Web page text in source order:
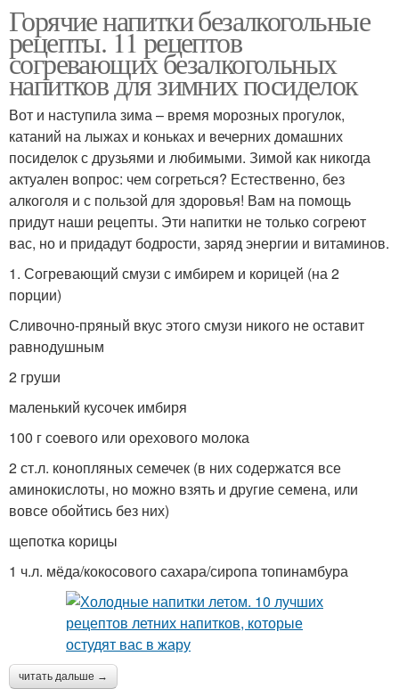
Горячие напитки безалкогольные
рецепты. 11 рецептов
согревающих безалкогольных
напитков для зимних посиделок
Вот и наступила зима – время морозных прогулок,
катаний на лыжах и коньках и вечерних домашних
посиделок с друзьями и любимыми. Зимой как никогда
актуален вопрос: чем согреться? Естественно, без
алкоголя и с пользой для здоровья! Вам на помощь
придут наши рецепты. Эти напитки не только согреют
вас, но и придадут бодрости, заряд энергии и витаминов.
1. Согревающий смузи с имбирем и корицей (на 2
порции)
Сливочно-пряный вкус этого смузи никого не оставит
равнодушным
2 груши
маленький кусочек имбиря
100 г соевого или орехового молока
2 ст.л. конопляных семечек (в них содержатся все
аминокислоты, но можно взять и другие семена, или
вовсе обойтись без них)
щепотка корицы
1 ч.л. мёда/кокосового сахара/сиропа топинамбура
читать дальше →